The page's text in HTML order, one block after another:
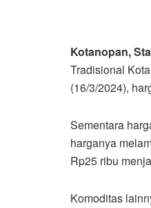
Kotanopan,
Tradisional
(16/3/2024),
Sementara
harganya
Rp25 ribu
Komoditas